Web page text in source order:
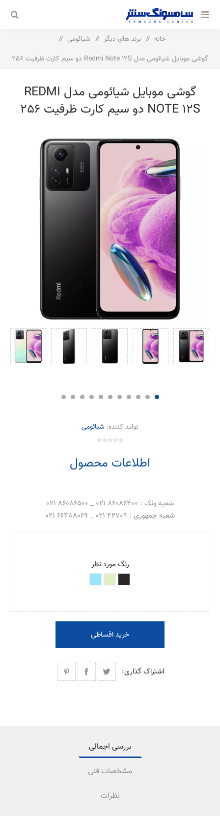
خانه / برند های دیگر / شیائومی
/
گوشی موبایل شیائومی مدل Redmi Note 12S دو سیم‌ کارت ظرفیت 256
گوشی موبایل شیائومی مدل REDMI
NOTE 12S دو سیم‌ کارت ظرفیت 256
تولید کننده: شیائومی
اطلاعات محصول
شعبه ونک : 86086400 021 _ 86086500 021
شعبه جمهوری : 42709 021 _ 66488069 021
رنگ مورد نظر
خرید اقساطی
اشتراک گذاری:
بررسی اجمالی
مشخصات فنی
نظرات